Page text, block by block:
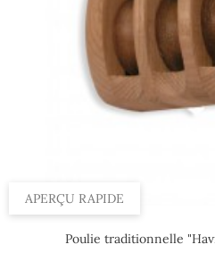
APERÇU RAPIDE
Poulie traditionnelle